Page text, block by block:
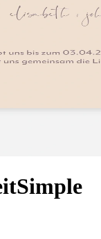
Simple